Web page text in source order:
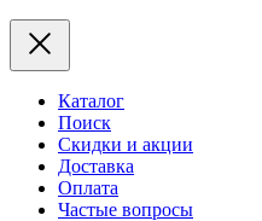
Каталог
Поиск
Скидки и акции
Доставка
Оплата
Частые вопросы